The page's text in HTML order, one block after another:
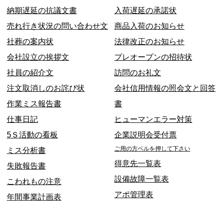
納期遅延の抗議文書
売れ行き状況の問い合わせ文
社葬の案内状
会社設立の挨拶文
社員の紹介文
注文取消しのお詫び状
作業ミス報告書
仕事日記
5Ｓ活動の看板
ミス分析書
失敗報告書
こわれもの注意
年間事業計画表
入荷遅延の承諾状
商品入荷のお知らせ
法律改正のお知らせ
プレオープンの招待状
訪問のお礼文
会社信用情報の照会文と回答
書
ヒューマンエラー対策
企業説明会受付票
ご用の方ベルを押して下さい
得意先一覧表
設備故障一覧表
アポ管理表